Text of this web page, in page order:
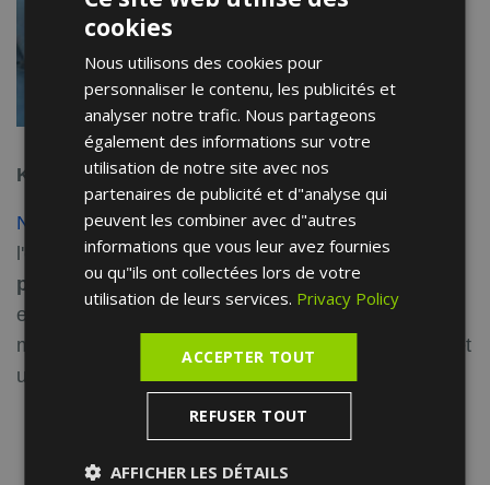
Kinésithérapeute
Notre équipe de kinésithérapeutesdispose de
l'équipement nécessaire et d'untable de massage
portablepour se rendre à votre domicile et
effectuer les traitements dans le confort de votre
maison, garantissant ainsi des services de qualité et
un suivi personnalisé.
cookies
Nous utilisons des cookies pour
personnaliser le contenu, les publicités et
analyser notre trafic. Nous partageons
également des informations sur votre
utilisation de notre site avec nos
partenaires de publicité et d"analyse qui
peuvent les combiner avec d"autres
informations que vous leur avez fournies
ou qu"ils ont collectées lors de votre
utilisation de leurs services. Privacy Policy
ACCEPTER TOUT
REFUSER TOUT
AFFICHER LES DÉTAILS